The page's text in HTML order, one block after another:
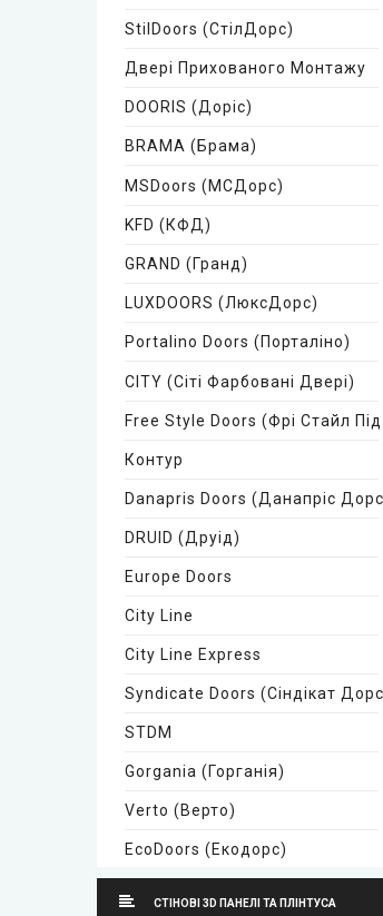
StilDoors (СтілДорс)
Двері Прихованого Монтажу
DOORIS (Доріс)
BRAMA (Брама)
MSDoors (МСДорс)
KFD (КФД)
GRAND (Гранд)
LUXDOORS (ЛюксДорс)
Portalino Doors (Порталіно)
CITY (Сіті Фарбовані Двері)
Free Style Doors (Фрі Стайл
Контур
Danapris Doors (Данапріс
DRUID (Друід)
Europe Doors
City Line
City Line Express
Syndicate Doors (Сіндікат
STDM
Gorgania (Горганія)
Verto (Верто)
EcoDoors (Екодорс)
Neman (Неман)
СТІНОВІ 3D ПАНЕЛІ ТА ПЛІНТУСА